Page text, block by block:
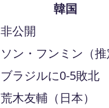
韓国
非公開
ソン・フンミン（推
ブラジルに0-5敗北
荒木友輔（日本）